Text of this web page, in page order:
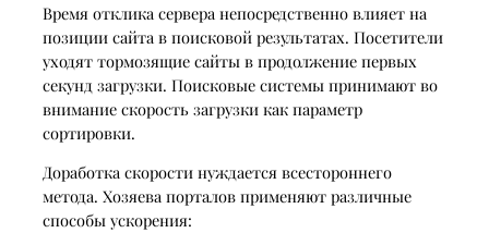
Время отклика сервера непосредственно влияет на
позиции сайта в поисковой результатах. Посетители
уходят тормозящие сайты в продолжение первых
секунд загрузки. Поисковые системы принимают во
внимание скорость загрузки как параметр
сортировки.
Доработка скорости нуждается всестороннего
метода. Хозяева порталов применяют различные
способы ускорения: